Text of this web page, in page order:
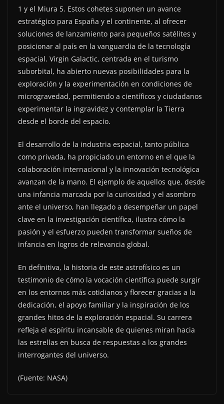
1 y el Miura 5. Estos cohetes suponen un avance
estratégico para España y el continente, al ofrecer
soluciones de lanzamiento para pequeños satélites y
posicionar al país en la vanguardia de la tecnología
espacial. Virgin Galactic, centrada en el turismo
suborbital, ha abierto nuevas posibilidades para la
exploración y la experimentación en condiciones de
microgravedad, permitiendo a científicos y ciudadanos
experimentar la ingravidez y contemplar la Tierra
desde el borde del espacio.
El desarrollo de la industria espacial, tanto pública
como privada, ha propiciado un entorno en el que la
colaboración internacional y la innovación tecnológica
avanzan de la mano. El ejemplo de aquellos que, desde
una infancia marcada por la curiosidad y el asombro
ante el universo, han llegado a desempeñar un papel
clave en la investigación científica, ilustra cómo la
pasión y el esfuerzo pueden transformar sueños de
infancia en logros de relevancia global.
En definitiva, la historia de este astrofísico es un
testimonio de cómo la vocación científica puede surgir
en los entornos más cotidianos y florecer gracias a la
dedicación, el apoyo familiar y la inspiración de los
grandes hitos de la exploración espacial. Su carrera
refleja el espíritu incansable de quienes miran hacia
las estrellas en busca de respuestas a los grandes
interrogantes del universo.
(Fuente: NASA)